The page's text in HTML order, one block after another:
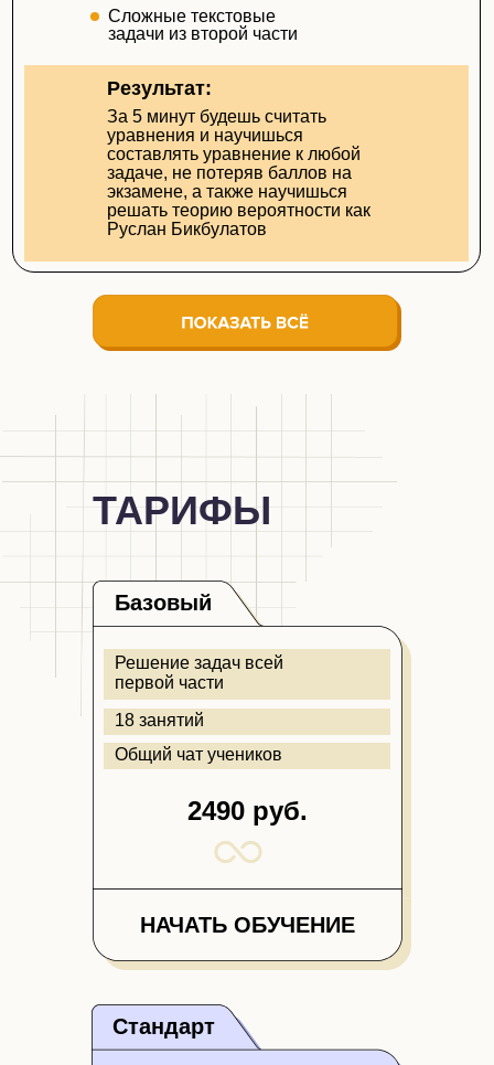
За 5 минут будешь считать
уравнения и научишься
составлять уравнение к любой
задаче, не потеряв баллов на
экзамене, а также научишься
решать теорию вероятности как
Руслан Бикбулатов
Результат:
Сложные текстовые
задачи из второй части
ТАРИФЫ
2490 руб.
Базовый
НАЧАТЬ ОБУЧЕНИЕ
Решение задач всей
первой части
18 занятий
Общий чат учеников
Стандарт